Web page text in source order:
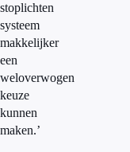
stoplichten
systeem
makkelijker
een
weloverwogen
keuze
kunnen
maken.’